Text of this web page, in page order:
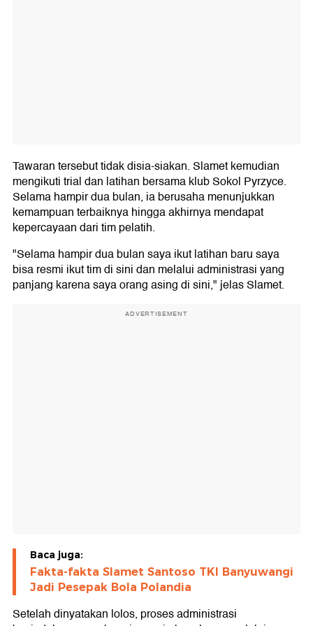
Tawaran tersebut tidak disia-siakan. Slamet kemudian
mengikuti trial dan latihan bersama klub Sokol Pyrzyce.
Selama hampir dua bulan, ia berusaha menunjukkan
kemampuan terbaiknya hingga akhirnya mendapat
kepercayaan dari tim pelatih.
"Selama hampir dua bulan saya ikut latihan baru saya
bisa resmi ikut tim di sini dan melalui administrasi yang
panjang karena saya orang asing di sini," jelas Slamet.
ADVERTISEMENT
Baca juga:
Fakta-fakta Slamet Santoso TKI Banyuwangi
Jadi Pesepak Bola Polandia
Setelah dinyatakan lolos, proses administrasi